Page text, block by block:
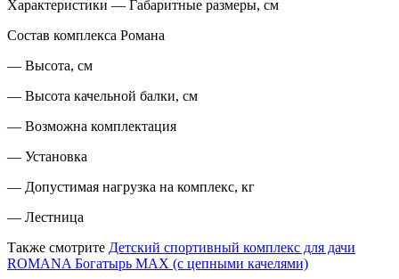
Характеристики — Габаритные размеры, см
Состав комплекса Романа
— Высота, см
— Высота качельной балки, см
— Возможна комплектация
— Установка
— Допустимая нагрузка на комплекс, кг
— Лестница
Также смотрите Детский спортивный комплекс для дачи
ROMANA Богатырь MAX (с цепными качелями)